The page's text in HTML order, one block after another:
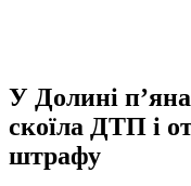
У Долині
скоїла ДТП і
штрафу